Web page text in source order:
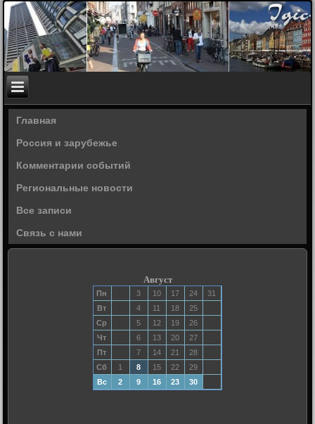
Главная
Россия и зарубежье
Комментарии событий
Региональные новости
Все записи
Связь с нами
Август
Пн 3 10 17 24
31
Вт
4 11 18
25
Ср
5 12 19
26
Чт
6 13 20
27
Пт
7 14 21
28
Сб
1 8 15 22
29
Вс
2 9 16 23 30